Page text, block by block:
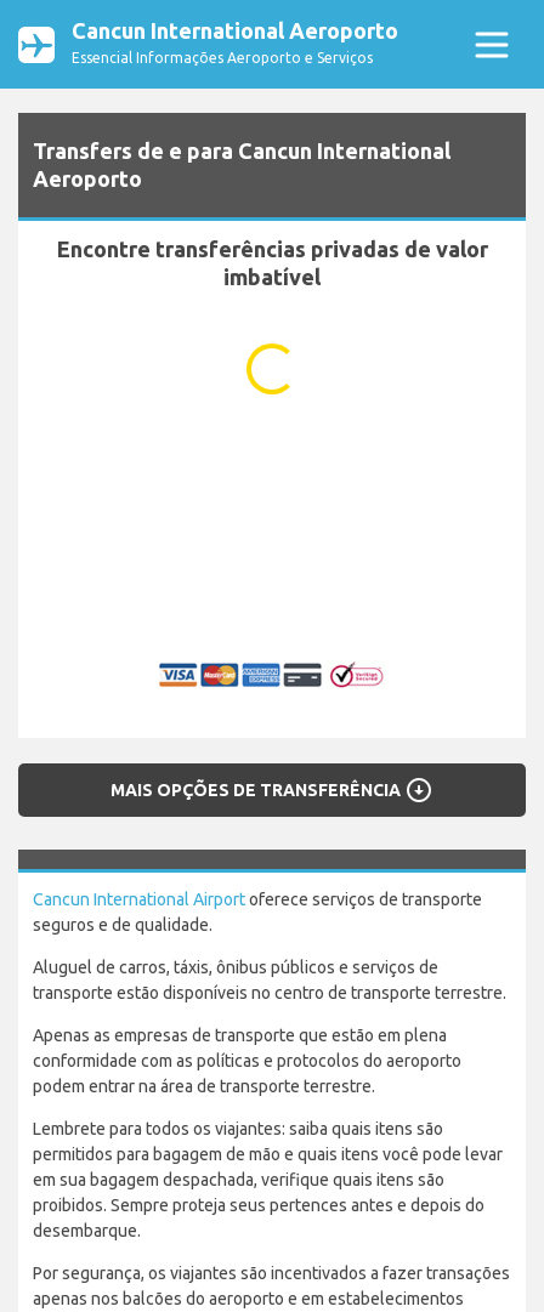
Cancun International Aeroporto
Essencial Informações Aeroporto e Serviços
Transfers de e para Cancun International
Aeroporto
Encontre transferências privadas de valor
imbatível
MAIS OPÇÕES DE TRANSFERÊNCIA arrow_circle_down
Cancun International Airportoferece serviços de transporte
seguros e de qualidade.
Aluguel de carros, táxis, ônibus públicos e serviços de
transporte estão disponíveis no centro de transporte terrestre.
Apenas as empresas de transporte que estão em plena
conformidade com as políticas e protocolos do aeroporto
podem entrar na área de transporte terrestre.
Lembrete para todos os viajantes: saiba quais itens são
permitidos para bagagem de mão e quais itens você pode levar
em sua bagagem despachada, verifique quais itens são
proibidos. Sempre proteja seus pertences antes e depois do
desembarque.
Por segurança, os viajantes são incentivados a fazer transações
apenas nos balcões do aeroporto e em estabelecimentos